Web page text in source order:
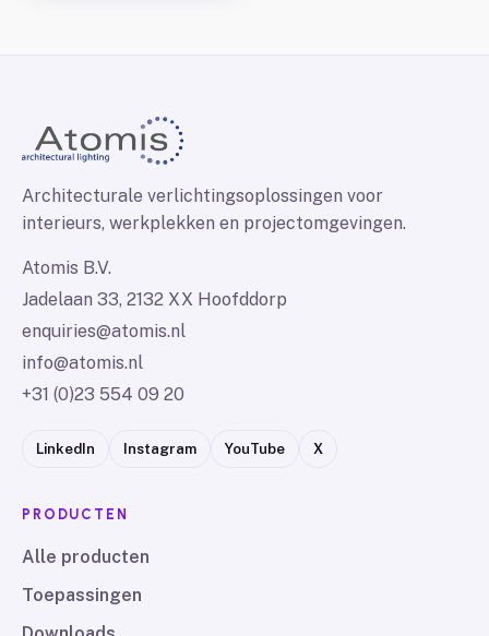
Architecturale verlichtingsoplossingen voor
interieurs, werkplekken en projectomgevingen.
Atomis B.V.
Jadelaan 33, 2132 XX Hoofddorp
enquiries@atomis.nl
info@atomis.nl
+31 (0)23 554 09 20
LinkedIn Instagram YouTube X
PRODUCTEN
Alle producten
Toepassingen